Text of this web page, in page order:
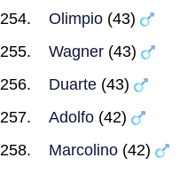
Olimpio (43)
Wagner (43)
Duarte (43)
Adolfo (42)
Marcolino (42)